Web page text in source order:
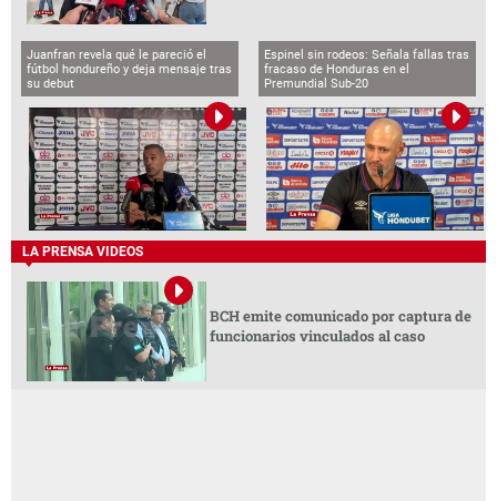
Juanfran revela qué le pareció el
fútbol hondureño y deja mensaje tras
su debut
Espinel sin rodeos: Señala fallas tras
fracaso de Honduras en el
Premundial Sub-20
LA PRENSA VIDEOS
BCH emite comunicado por captura de
funcionarios vinculados al caso